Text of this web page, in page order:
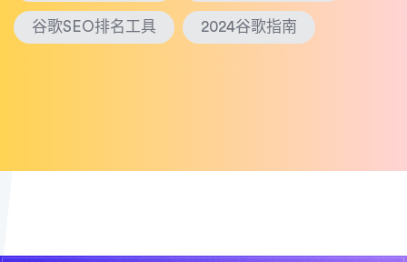
谷歌SEO排名工具 2024谷歌指南